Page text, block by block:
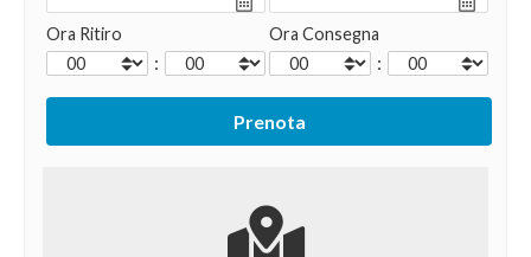
Ora Ritiro
:
Ora Consegna
: